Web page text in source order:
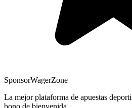
SponsorWagerZone
La mejor plataforma de apuestas